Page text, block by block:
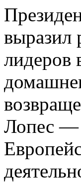
выразил
лидеров
Лопес —